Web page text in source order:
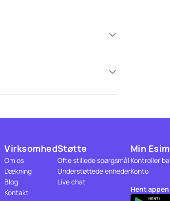
Virksomhed
Om os
Dækning
Blog
Kontakt
Støtte
Ofte stillede spørgsmål
Understøttede enheder
Live chat
Min
Kontroller
Konto
Hent appen